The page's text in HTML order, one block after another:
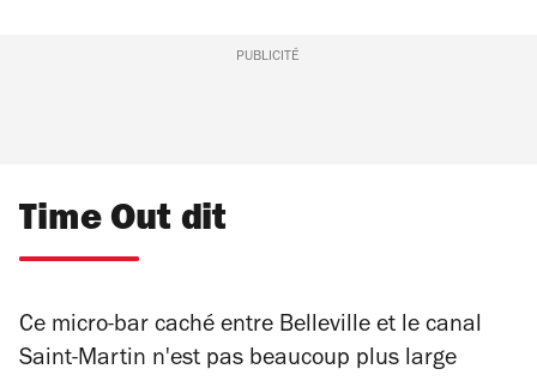
PUBLICITÉ
Time Out dit
Ce micro-bar caché entre Belleville et le canal
Saint-Martin n'est pas beaucoup plus large